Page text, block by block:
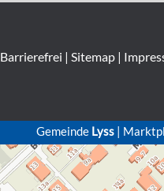
Barrierefrei | Sitemap|
Gemeinde Lyss |